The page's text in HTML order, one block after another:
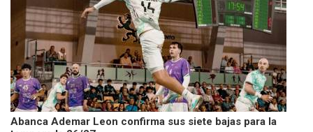
Abanca Ademar Leon confirma sus siete bajas para la